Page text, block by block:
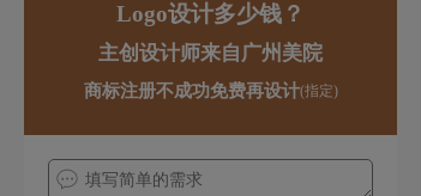
Logo设计多少钱？
主创设计师来自广州美院
商标注册不成功免费再设计(指定)